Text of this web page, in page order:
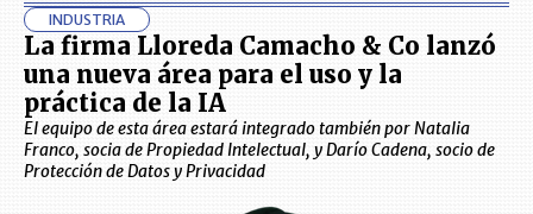
INDUSTRIA
La firma Lloreda Camacho & Co lanzó
una nueva área para el uso y la
práctica de la IA
El equipo de esta área estará integrado también por Natalia
Franco, socia de Propiedad Intelectual, y Darío Cadena, socio de
Protección de Datos y Privacidad